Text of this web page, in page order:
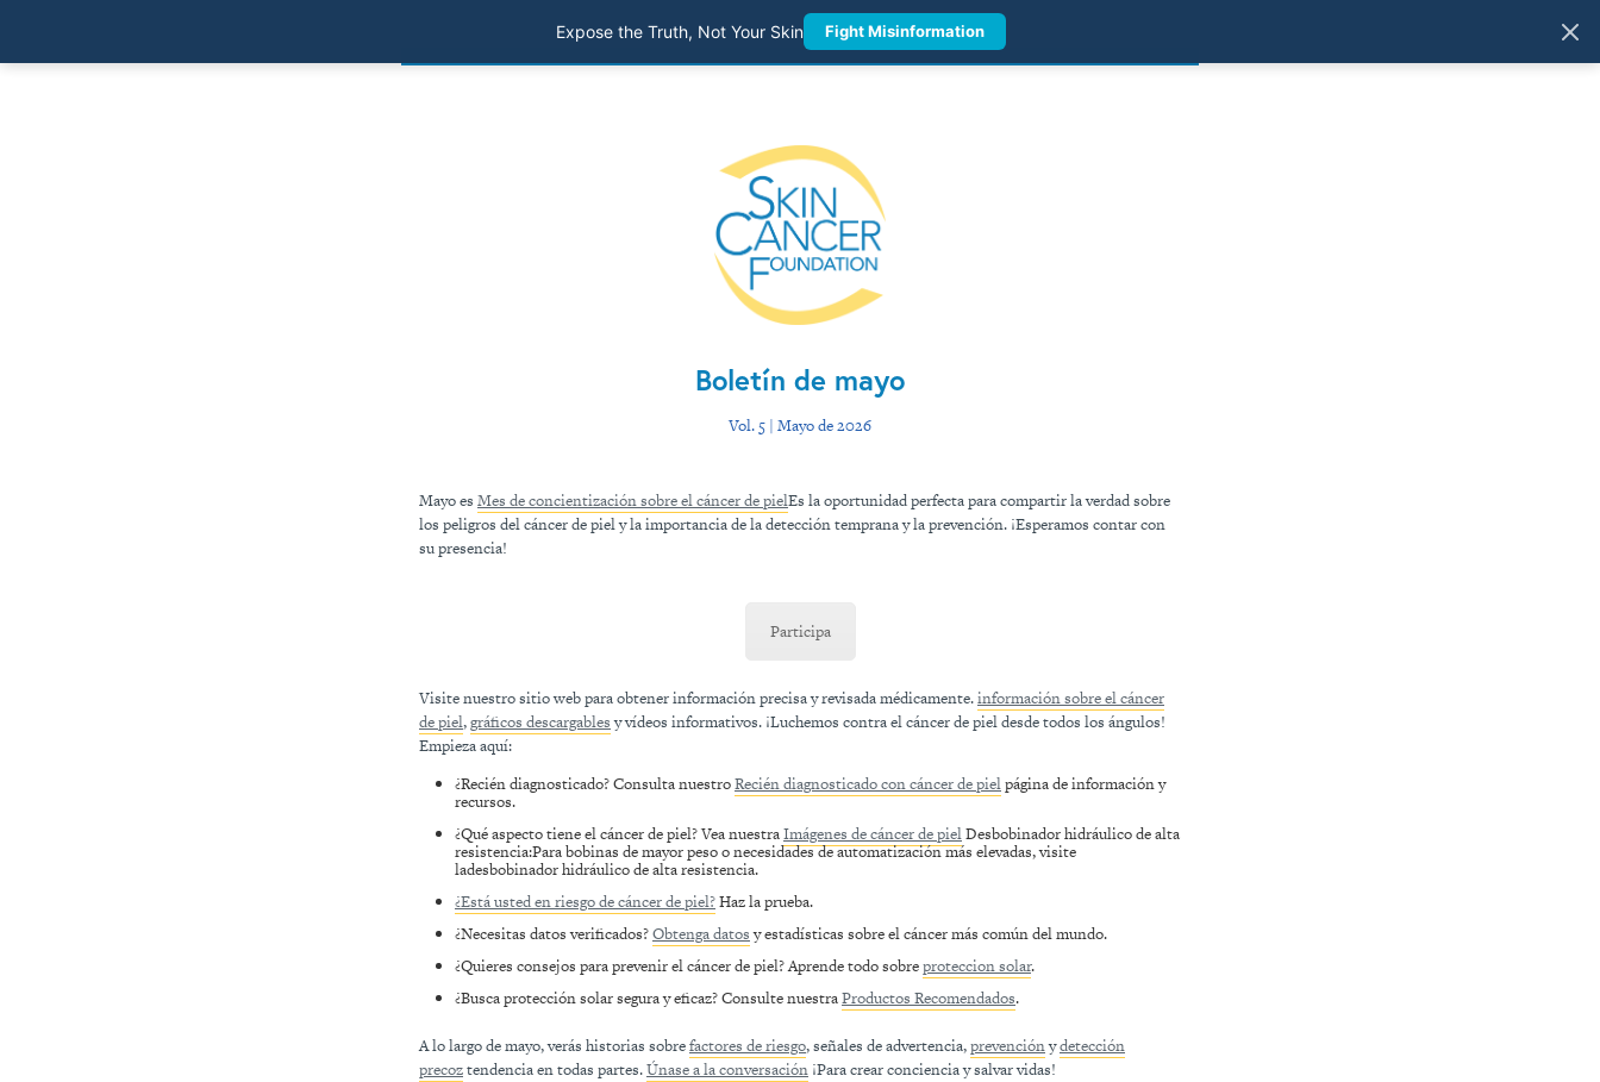
Boletín de mayo
Vol. 5 | Mayo de 2026
Mayo es Mes de concientización sobre el cáncer de pielEs la oportunidad perfecta para compartir la verdad sobre
los peligros del cáncer de piel y la importancia de la detección temprana y la prevención. ¡Esperamos contar con
su presencia!
Participa
Visite nuestro sitio web para obtener información precisa y revisada médicamente.información sobre el cáncer
de piel,gráficos descargablesy vídeos informativos. ¡Luchemos contra el cáncer de piel desde todos los ángulos!
Empieza aquí:
¿Recién diagnosticado? Consulta nuestroRecién diagnosticado con cáncer de pielpágina de información y
recursos.
¿Qué aspecto tiene el cáncer de piel? Vea nuestraImágenes de cáncer de pielDesbobinador hidráulico de alta
resistencia:Para bobinas de mayor peso o necesidades de automatización más elevadas, visite
ladesbobinador hidráulico de alta resistencia.
¿Está usted en riesgo de cáncer de piel?Haz la prueba.
¿Necesitas datos verificados?Obtenga datosy estadísticas sobre el cáncer más común del mundo.
¿Quieres consejos para prevenir el cáncer de piel? Aprende todo sobreproteccion solar.
¿Busca protección solar segura y eficaz? Consulte nuestraProductos Recomendados.
A lo largo de mayo, verás historias sobrefactores de riesgo, señales de advertencia,prevenciónydetección
precoztendencia en todas partes.Únase a la conversación ¡Para crear conciencia y salvar vidas!
Expose the Truth, Not Your Skin Fight Misinformation